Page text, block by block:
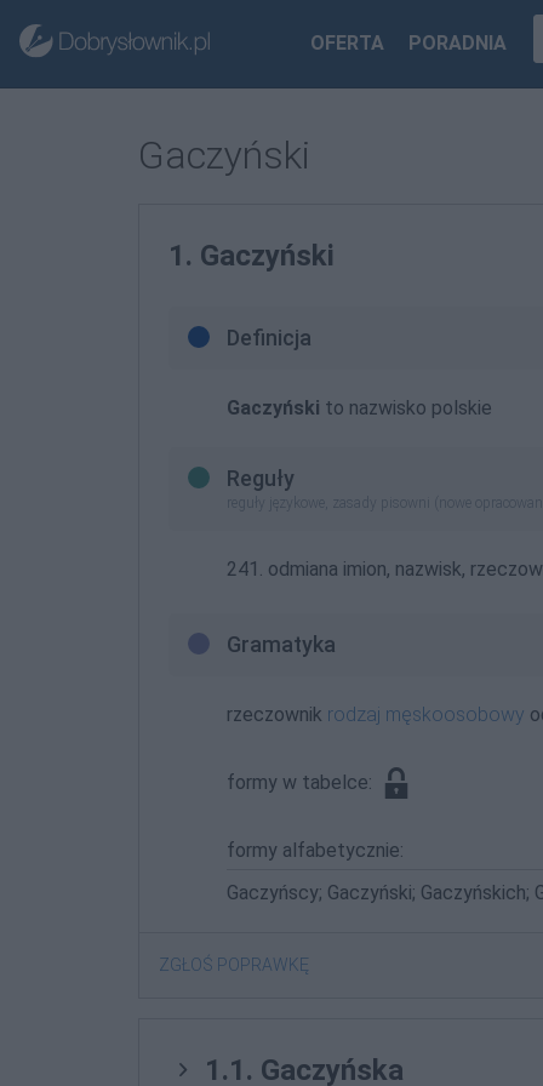
OFERTA PORADNIA
Gaczyński
1. Gaczyński
Definicja
Gaczyński to nazwisko polskie
Reguły
reguły językowe, zasady pisowni (nowe
241. odmiana imion, nazwisk,
Gramatyka
rzeczownik rodzaj męskoosobowy
formy w tabelce:
formy alfabetycznie:
Gaczyńscy; Gaczyński; Gaczyńskich;
ZGŁOŚ POPRAWKĘ
1.1. Gaczyńska